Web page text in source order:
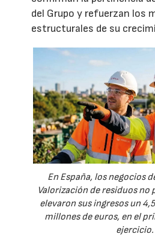
del Grupo y refuerzan los
estructurales de su
En España, los negocios
Valorización de residuos no
elevaron sus ingresos un
millones de euros, en el
ejercicio.